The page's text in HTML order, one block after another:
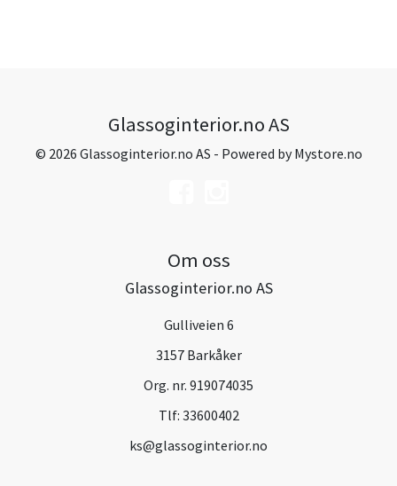
Glassoginterior.no AS
© 2026 Glassoginterior.no AS - Powered byMystore.no
Om oss
Glassoginterior.no AS
Gulliveien 6
3157 Barkåker
Org. nr. 919074035
Tlf: 33600402
ks@glassoginterior.no